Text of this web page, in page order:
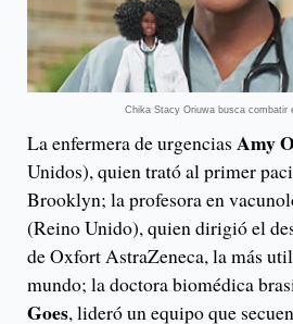
Chika Stacy Oriuwa busca combatir
La enfermera de urgencias Amy
Unidos), quien trató al primer
Brooklyn; la profesora en
(Reino Unido), quien dirigió el
de Oxfort AstraZeneca, la más
mundo; la doctora biomédica
Goes, lideró un equipo que